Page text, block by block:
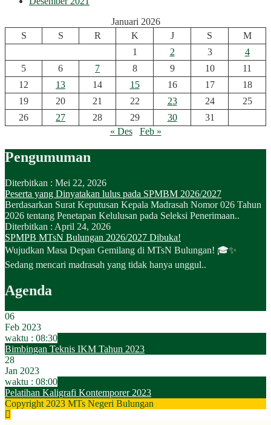
Januari 2026
S
S R K J S
M
1
2 3
4
5
6 7 8 9 10
11
12
13 14 15 16 17
18
19
20 21 22 23 24
25
26
27 28 29 30
31
« Des
Feb »
Pengumuman
Diterbitkan : Mei 22, 2026
Peserta yang Dinyatakan lulus pada SPMBM 2026/2027
Berdasarkan Surat Keputusan Kepala Madrasah Nomor 026 Tahun
2026 tentang Penetapan Kelulusan pada Seleksi Penerimaan..
Diterbitkan : April 24, 2026
SPMPB MTsN Bulungan 2026/2027 Dibuka!
Wujudkan Masa Depan Gemilang di MTsN Bulungan! 🎓✨
Sedang mencari madrasah yang tidak hanya unggul..
Agenda
06
Feb 2023
waktu : 08:30
Bimbingan Teknis IKM Tahun 2023
28
Jan 2023
waktu : 08:00
Pelatihan Kaligrafi Kontemporer 2023
Copyright 2023 MTs Negeri Bulungan